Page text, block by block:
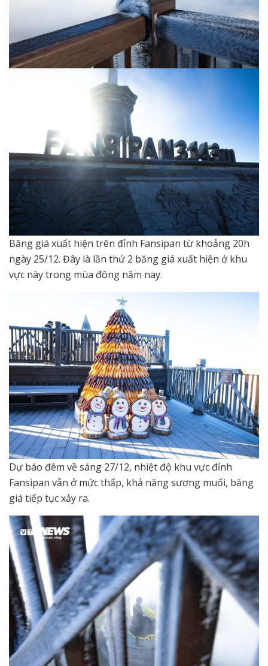
Băng giá xuất hiện trên đỉnh Fansipan từ khoảng 20h
ngày 25/12. Đây là lần thứ 2 băng giá xuất hiện ở khu
vực này trong mùa đông năm nay.
Dự báo đêm về sáng 27/12, nhiệt độ khu vực đỉnh
Fansipan vẫn ở mức thấp, khả năng sương muối, băng
giá tiếp tục xảy ra.